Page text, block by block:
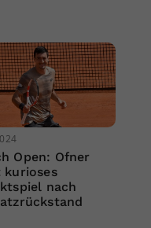
Open: Ofner
kurioses
nach